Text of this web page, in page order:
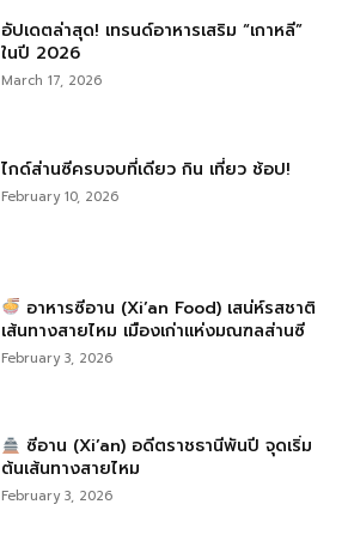
อัปเดตล่าสุด! เทรนด์อาหารเสริม “เกาหลี”
ในปี 2026
March 17, 2026
ไกด์ส่านซีครบจบที่เดียว กิน เที่ยว ช้อป!
February 10, 2026
อาหารซีอาน (Xi’an Food) เสน่ห์รสชาติ
เส้นทางสายไหม เมืองเก่าแห่งมณฑลส่านซี
February 3, 2026
ซีอาน (Xi’an) อดีตราชธานีพันปี จุดเริ่ม
ต้นเส้นทางสายไหม
February 3, 2026